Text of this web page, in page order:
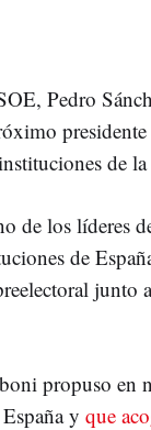
Pedro
de
de los líderes
de
junto
propuso en
y que